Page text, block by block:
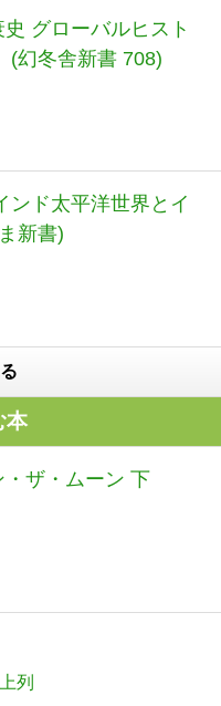
グローバルヒスト
(幻冬舎新書 708)
ド太平洋世界とイ
新書)
本
ザ・ムーン 下
列